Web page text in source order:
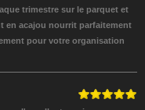
trimestre sur le parquet et
en acajou nourrit parfaitement
pour votre organisation